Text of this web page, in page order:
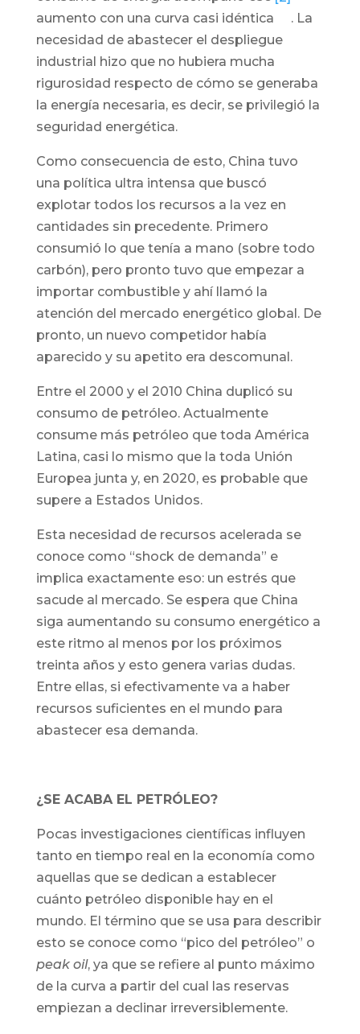
aumento con una curva casi idéntica
. La
necesidad de abastecer el despliegue
industrial hizo que no hubiera mucha
rigurosidad respecto de cómo se generaba
la energía necesaria, es decir, se privilegió la
seguridad energética.
Como consecuencia de esto, China tuvo
una política ultra intensa que buscó
explotar todos los recursos a la vez en
cantidades sin precedente. Primero
consumió lo que tenía a mano (sobre todo
carbón), pero pronto tuvo que empezar a
importar combustible y ahí llamó la
atención del mercado energético global. De
pronto, un nuevo competidor había
aparecido y su apetito era descomunal.
Entre el 2000 y el 2010 China duplicó su
consumo de petróleo. Actualmente
consume más petróleo que toda América
Latina, casi lo mismo que la toda Unión
Europea junta y, en 2020, es probable que
supere a Estados Unidos.
Esta necesidad de recursos acelerada se
conoce como “shock de demanda” e
implica exactamente eso: un estrés que
sacude al mercado. Se espera que China
siga aumentando su consumo energético a
este ritmo al menos por los próximos
treinta años y esto genera varias dudas.
Entre ellas, si efectivamente va a haber
recursos suficientes en el mundo para
abastecer esa demanda.
¿SE ACABA EL PETRÓLEO?
Pocas investigaciones científicas influyen
tanto en tiempo real en la economía como
aquellas que se dedican a establecer
cuánto petróleo disponible hay en el
mundo. El término que se usa para describir
esto se conoce como “pico del petróleo” o
peak oil, ya que se refiere al punto máximo
de la curva a partir del cual las reservas
empiezan a declinar irreversiblemente.